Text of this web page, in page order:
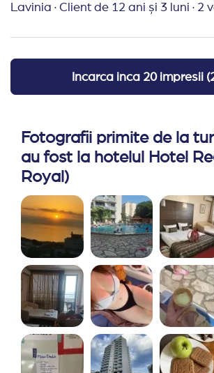
Lavinia · Client de 12 ani și 3 luni · 2
Incarca inca 20impresii (
Fotografii primite de la
au fost la hotelul Hotel
Royal)